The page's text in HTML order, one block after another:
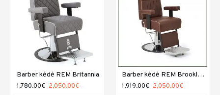
Barber kėdė REM Britannia
1,780.00€ 2,050.00€
Barber kėdė REM Brookland
1,919.00€ 2,050.00€